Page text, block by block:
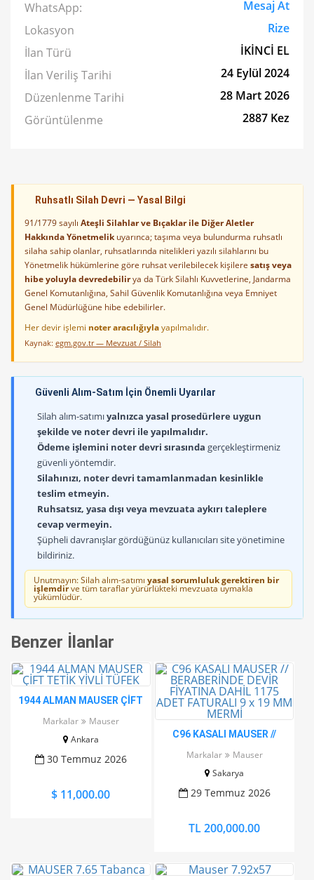
WhatsApp:
Mesaj At
Lokasyon
Rize
İlan Türü
İKİNCİ EL
İlan Veriliş Tarihi
24 Eylül 2024
Düzenlenme Tarihi
28 Mart 2026
Görüntülenme
2887 Kez
Ruhsatlı Silah Devri — Yasal Bilgi
91/1779 sayılı Ateşli Silahlar ve Bıçaklar ile Diğer Aletler
Hakkında Yönetmelikuyarınca; taşıma veya bulundurma ruhsatlı
silaha sahip olanlar, ruhsatlarında nitelikleri yazılı silahlarını bu
Yönetmelik hükümlerine göre ruhsat verilebilecek kişilere satış veya
hibe yoluyla devredebilirya da Türk Silahlı Kuvvetlerine, Jandarma
Genel Komutanlığına, Sahil Güvenlik Komutanlığına veya Emniyet
Genel Müdürlüğüne hibe edebilirler.
Her devir işlemi noter aracılığıylayapılmalıdır.
Kaynak: egm.gov.tr — Mevzuat / Silah
Güvenli Alım-Satım İçin Önemli Uyarılar
Silah alım-satımıyalnızca yasal prosedürlere uygun
şekilde ve noter devri ile yapılmalıdır.
Ödeme işlemini noter devri sırasında gerçekleştirmeniz
güvenli yöntemdir.
Silahınızı, noter devri tamamlanmadan kesinlikle
teslim etmeyin.
Ruhsatsız, yasa dışı veya mevzuata aykırı taleplere
cevap vermeyin.
Şüpheli davranışlar gördüğünüz kullanıcıları site yönetimine
bildiriniz.
Unutmayın: Silah alım-satımı yasal sorumluluk gerektiren bir
işlemdirve tüm taraflar yürürlükteki mevzuata uymakla
yükümlüdür.
Benzer İlanlar
1944 ALMAN MAUSER ÇİFT
Markalar
Mauser
Ankara
30 Temmuz 2026
$ 11,000.00
C96 KASALI MAUSER //
FATURALI 9 x 19 MM MERMİ
Markalar
Mauser
Sakarya
29 Temmuz 2026
TL 200,000.00